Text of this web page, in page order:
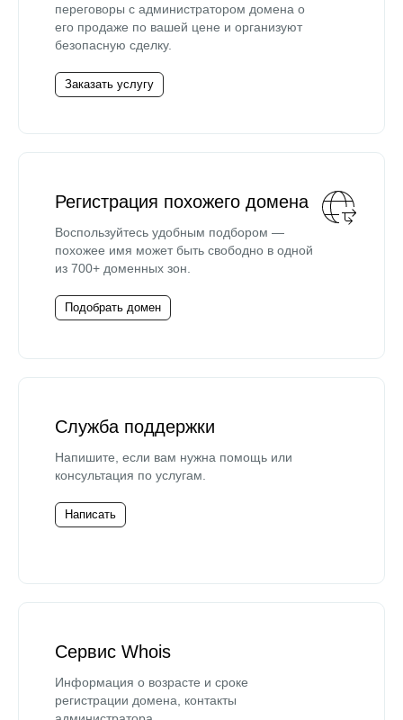
переговоры с администратором домена о
его продаже по вашей цене и организуют
безопасную сделку.
Заказать услугу
Регистрация похожего домена
Воспользуйтесь удобным подбором —
похожее имя может быть свободно в одной
из 700+ доменных зон.
Подобрать домен
Служба поддержки
Напишите, если вам нужна помощь или
консультация по услугам.
Написать
Сервис Whois
Информация о возрасте и сроке
регистрации домена, контакты